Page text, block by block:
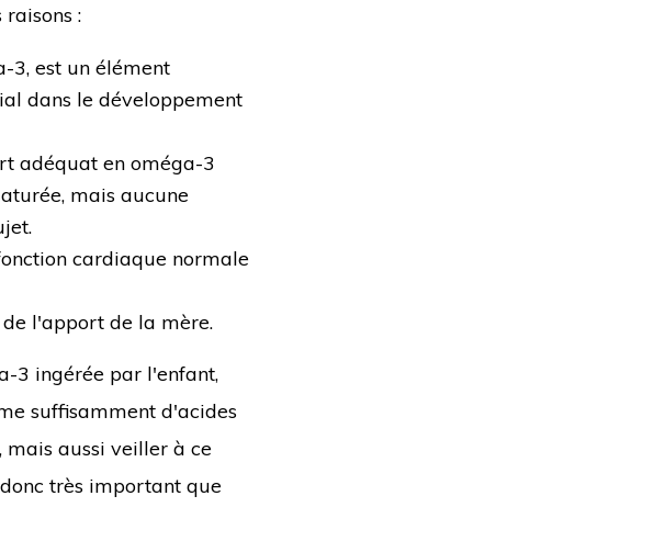
:
3, est un élément
dans le développement
adéquat en oméga-3
mais aucune
cardiaque normale
l'apport de la mère.
3 ingérée par l'enfant,
suffisamment d'acides
aussi veiller à ce
très important que